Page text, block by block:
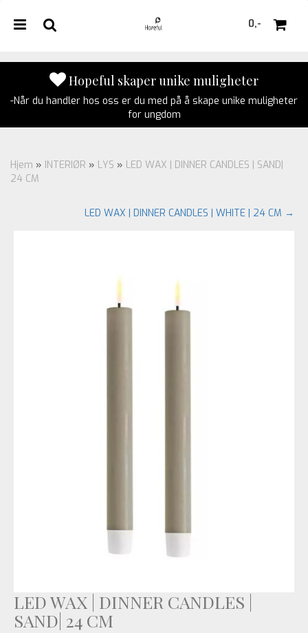
0,-
Hopeful skaper unike muligheter
-Når du handler hos oss er du med på å skape unike muligheter
for ungdom
Hjem » INTERIØR » LYS » LED WAX | DINNER CANDLES | SAND|
24 CM
LED WAX | DINNER CANDLES | WHITE | 24 CM →
LED WAX | DINNER CANDLES |
SAND| 24 CM